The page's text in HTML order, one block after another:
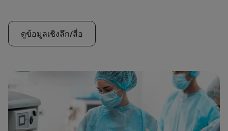
ดูข้อมูลเชิงลึก/สื่อ